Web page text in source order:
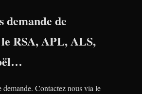
demande de
RSA, APL, ALS,
demande. Contactez nous via le